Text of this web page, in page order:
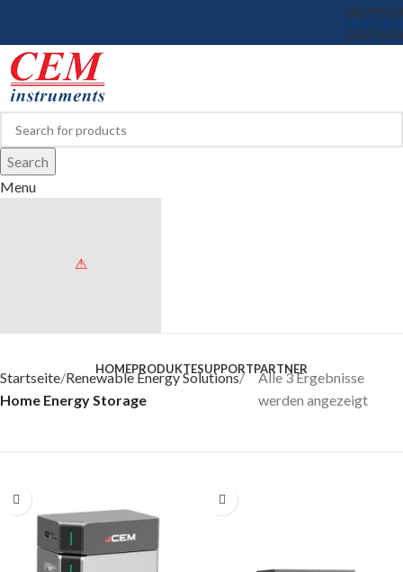
DEUTSCH
DEUTSCH
Search
Menu
HOMEPRODUKTESUPPORTPARTNER
Startseite Renewable Energy Solutions
Home Energy Storage
Alle 3 Ergebnisse
werden angezeigt